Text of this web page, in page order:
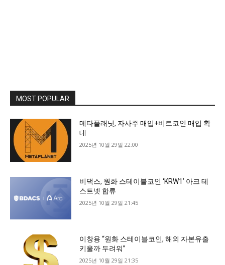
MOST POPULAR
메타플래닛, 자사주 매입+비트코인 매입 확
대
2025년 10월 29일 22:00
비댁스, 원화 스테이블코인 ‘KRW1’ 아크 테
스트넷 합류
2025년 10월 29일 21:45
이창용 “원화 스테이블코인, 해외 자본유출
키울까 두려워”
2025년 10월 29일 21:35